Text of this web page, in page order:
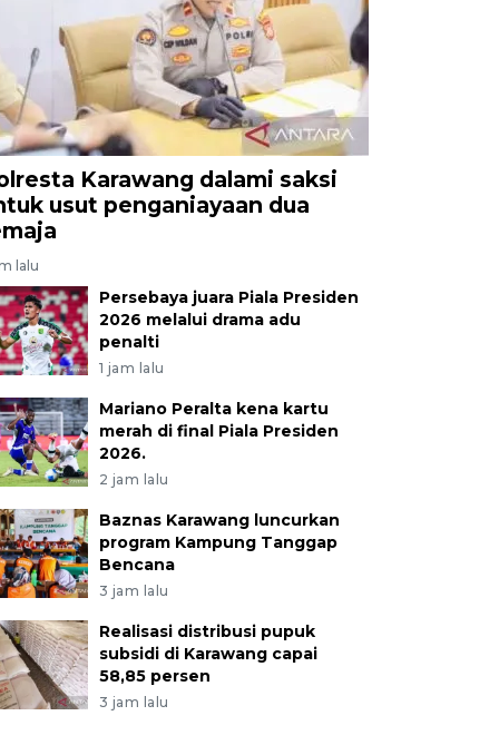
Karawang dalami saksi
usut penganiayaan dua
lalu
Persebaya juara Piala Presiden
2026 melalui drama adu
penalti
1 jam lalu
Mariano Peralta kena kartu
merah di final Piala Presiden
2026.
2 jam lalu
Baznas Karawang luncurkan
program Kampung Tanggap
Bencana
3 jam lalu
Realisasi distribusi pupuk
subsidi di Karawang capai
58,85 persen
3 jam lalu